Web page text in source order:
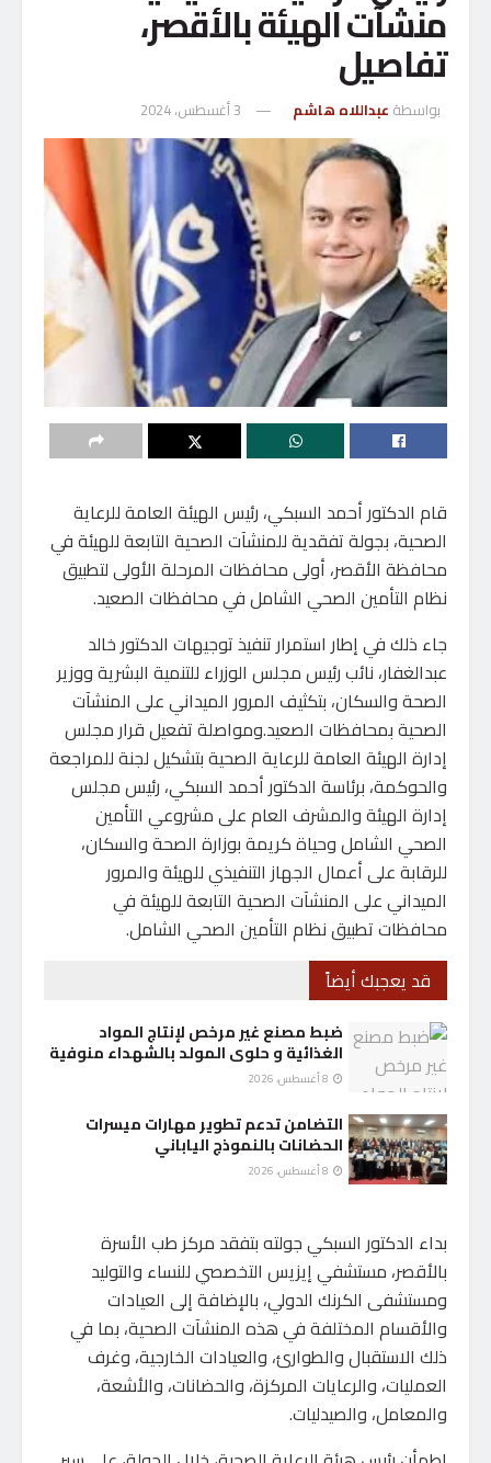
منشآت الهيئة بالأقصر،
تفاصيل
بواسطة عبداللاه هاشم 3 أغسطس، 2024
قام الدكتور أحمد السبكي، رئيس الهيئة العامة للرعاية
الصحية، بجولة تفقدية للمنشآت الصحية التابعة للهيئة في
محافظة الأقصر، أولى محافظات المرحلة الأولى لتطبيق
نظام التأمين الصحي الشامل في محافظات الصعيد.
جاء ذلك في إطار استمرار تنفيذ توجيهات الدكتور خالد
عبدالغفار، نائب رئيس مجلس الوزراء للتنمية البشرية ووزير
الصحة والسكان، بتكثيف المرور الميداني على المنشآت
الصحية بمحافظات الصعيد.ومواصلة تفعيل قرار مجلس
إدارة الهيئة العامة للرعاية الصحية بتشكيل لجنة للمراجعة
والحوكمة، برئاسة الدكتور أحمد السبكي، رئيس مجلس
إدارة الهيئة والمشرف العام على مشروعي التأمين
الصحي الشامل وحياة كريمة بوزارة الصحة والسكان،
للرقابة على أعمال الجهاز التنفيذي للهيئة والمرور
الميداني على المنشآت الصحية التابعة للهيئة في
محافظات تطبيق نظام التأمين الصحي الشامل.
قد يعجبك أيضاً
ضبط مصنع غير مرخص لإنتاج المواد
الغذائية و حلوى المولد بالشهداء منوفية
التضامن تدعم تطوير مهارات ميسرات
الحضانات بالنموذج الياباني
بداء الدكتور السبكي جولته بتفقد مركز طب الأسرة
بالأقصر، مستشفي إيزيس التخصصي للنساء والتوليد
ومستشفى الكرنك الدولي، بالإضافة إلى العيادات
والأقسام المختلفة في هذه المنشآت الصحية، بما في
ذلك الاستقبال والطوارئ، والعيادات الخارجية، وغرف
العمليات، والرعايات المركزة، والحضانات، والأشعة،
والمعامل، والصيدليات.